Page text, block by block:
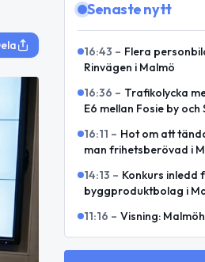
Senaste nytt
16:43 – Flera
Rinvägen i Malmö
16:36 – Trafikolycka
E6 mellan Fosie by och
16:11 – Hot om att
man frihetsberövad i
14:13 – Konkurs inledd
byggproduktbolag i
11:16 – Visning: